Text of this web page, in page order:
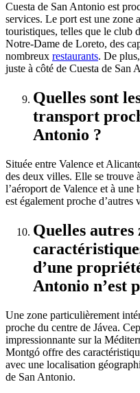
Cuesta de San Antonio est
services. Le port est une zone
touristiques, telles que le club
Notre-Dame de Loreto, des
nombreux restaurants. De
juste à côté de Cuesta de San
Quelles sont
transport
Antonio ?
Située entre Valence et
des deux villes. Elle se trouve
l’aéroport de Valence et à
est également proche
Quelles autres
d’une
Antonio n’est
Une zone particulièrement
proche du centre de Jávea.
impressionnante sur la
Montgó offre des
avec une localisation
de San Antonio.